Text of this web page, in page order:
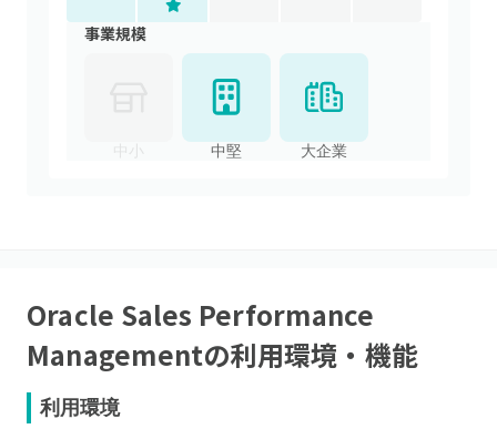
事業規模
中堅 大企業
Oracle Sales Performance
Managementの利用環境・機能
利用環境